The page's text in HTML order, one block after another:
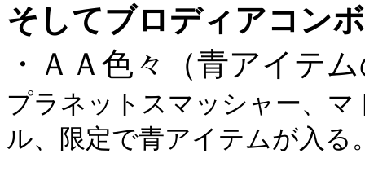
そしてブロディアコン
・ＡＡ色々（青アイテ
プラネットスマッシャー、
ル、限定で青アイテムが入る